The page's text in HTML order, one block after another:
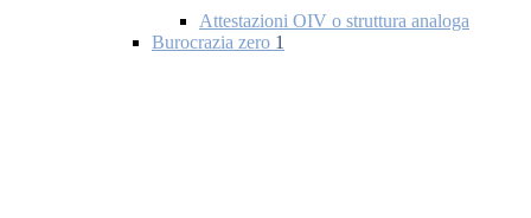
Attestazioni OIV o struttura analoga
Burocrazia zero 1